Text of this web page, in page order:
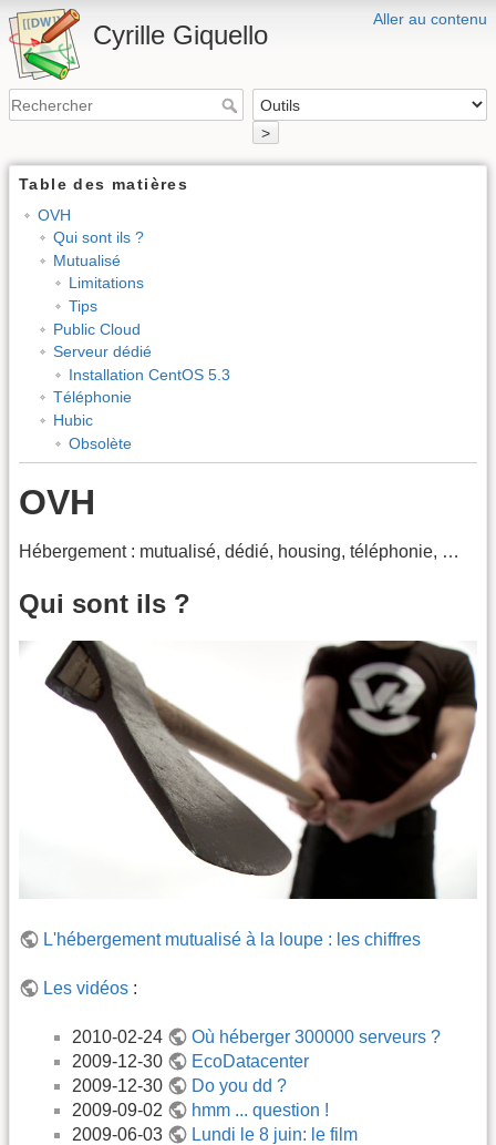
Aller au contenu
Cyrille Giquello
>
Table des matières
OVH
Qui sont ils ?
Mutualisé
Limitations
Tips
Public Cloud
Serveur dédié
Installation CentOS 5.3
Téléphonie
Hubic
Obsolète
OVH
Hébergement : mutualisé, dédié, housing, téléphonie, …
Qui sont ils ?
L'hébergement mutualisé à la loupe : les chiffres
Les vidéos :
2010-02-24
Où héberger 300000 serveurs ?
2009-12-30
EcoDatacenter
2009-12-30
Do you dd ?
2009-09-02
hmm ... question !
2009-06-03
Lundi le 8 juin: le film